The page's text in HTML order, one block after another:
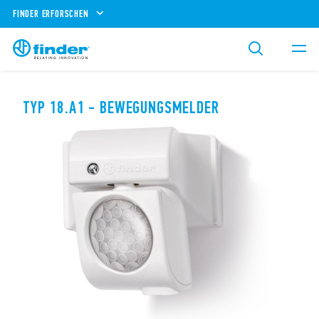
FINDER ERFORSCHEN
TYP 18.A1 - BEWEGUNGSMELDER